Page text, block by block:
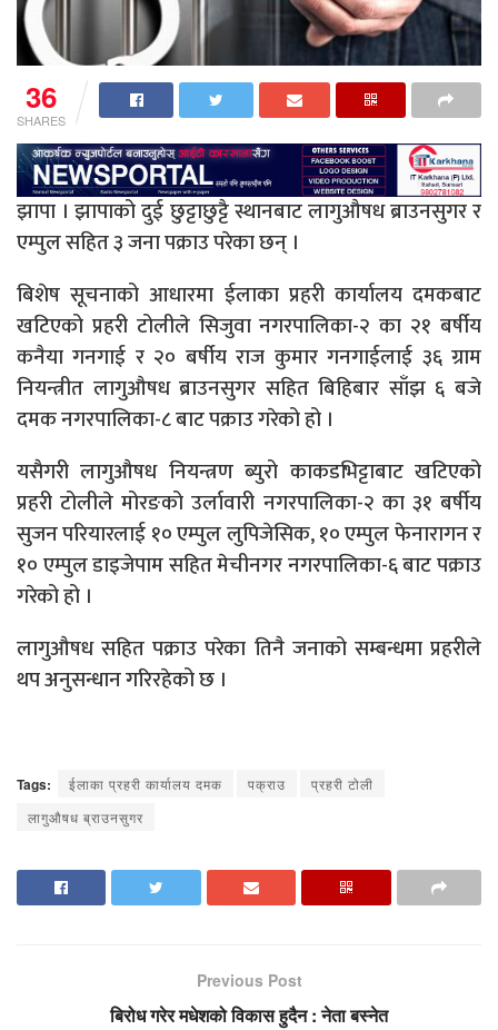
36
SHARES
झापा । झापाको दुई छुट्टाछुट्टै स्थानबाट लागुऔषध ब्राउनसुगर र
एम्पुल सहित ३ जना पक्राउ परेका छन् ।
बिशेष सूचनाको आधारमा ईलाका प्रहरी कार्यालय दमकबाट
खटिएको प्रहरी टोलीले सिजुवा नगरपालिका-२ का २१ बर्षीय
कनैया गनगाई र २० बर्षीय राज कुमार गनगाईलाई ३६ ग्राम
नियन्त्रीत लागुऔषध ब्राउनसुगर सहित बिहिबार साँझ ६ बजे
दमक नगरपालिका-८ बाट पक्राउ गरेको हो ।
यसैगरी लागुऔषध नियन्त्रण ब्युरो काकडभिट्टाबाट खटिएको
प्रहरी टोलीले मोरङको उर्लावारी नगरपालिका-२ का ३१ बर्षीय
सुजन परियारलाई १० एम्पुल लुपिजेसिक, १० एम्पुल फेनारागन र
१० एम्पुल डाइजेपाम सहित मेचीनगर नगरपालिका-६ बाट पक्राउ
गरेको हो ।
लागुऔषध सहित पक्राउ परेका तिनै जनाको सम्बन्धमा प्रहरीले
थप अनुसन्धान गरिरहेको छ ।
Tags: ईलाका प्रहरी कार्यालय दमक पक्राउ
प्रहरी टोली
लागुऔषध ब्राउनसुगर
Previous Post
बिरोध गरेर मधेशको विकास हुदैन : नेता बस्नेत